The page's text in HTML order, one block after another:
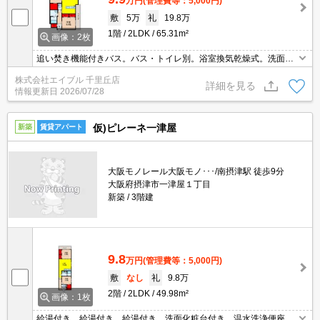
画像：2枚
敷
5万 礼
19.8万
1階
2LDK 65.31m²
追い焚き機能付きバス。バス・トイレ別。浴室換気乾燥式。洗面化
粧台付き。温水洗浄便座付き。
株式会社エイブル 千里丘店
情報更新日 2026/07/28
詳細を見る
新築 賃貸アパート 仮)ピレーネ一津屋
大阪モノレール大阪モノ･･･/南摂津駅 徒歩9分
大阪府摂津市一津屋１丁目
新築
3階建
画像：1枚
9.8万円(管理費等：5,000円)
敷
なし 礼
9.8万
2階
2LDK 49.98m²